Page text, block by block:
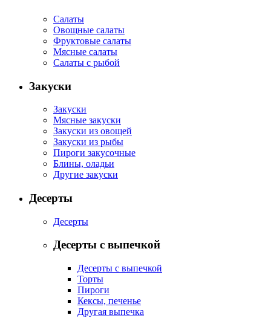
Салаты
Овощные салаты
Фруктовые салаты
Мясные салаты
Салаты с рыбой
Закуски
Закуски
Мясные закуски
Закуски из овощей
Закуски из рыбы
Пироги закусочные
Блины, оладьи
Другие закуски
Десерты
Десерты
Десерты с выпечкой
Десерты с выпечкой
Торты
Пироги
Кексы, печенье
Другая выпечка